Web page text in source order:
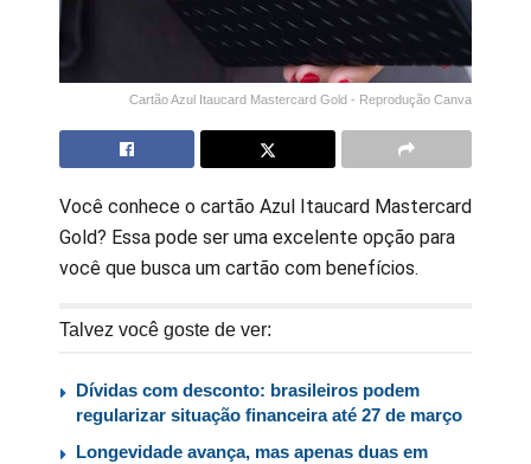
Cartão Azul Itaucard Mastercard Gold - Reprodução Canva
Você conhece o cartão Azul Itaucard Mastercard
Gold? Essa pode ser uma excelente opção para
você que busca um cartão com benefícios.
Talvez você goste de ver:
Dívidas com desconto: brasileiros podem
regularizar situação financeira até 27 de março
Longevidade avança, mas apenas duas em